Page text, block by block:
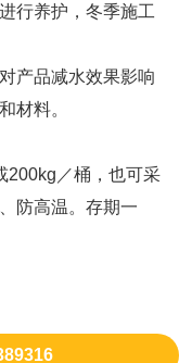
行养护，冬季施工
产品减水效果影响
材料。
／桶，也可采
防高温。存期一